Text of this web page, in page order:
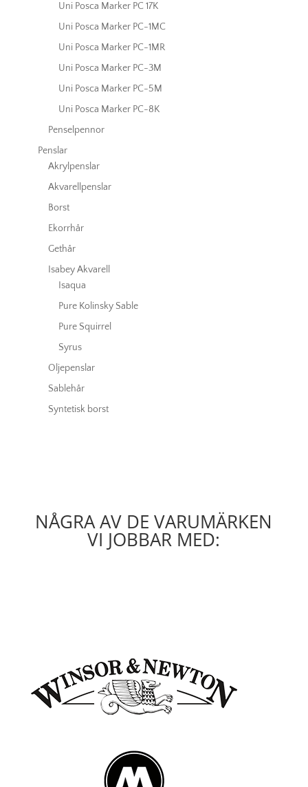
Uni Posca Marker PC 17K
Uni Posca Marker PC-1MC
Uni Posca Marker PC-1MR
Uni Posca Marker PC-3M
Uni Posca Marker PC-5M
Uni Posca Marker PC-8K
Penselpennor
Penslar
Akrylpenslar
Akvarellpenslar
Borst
Ekorrhår
Gethår
Isabey Akvarell
Isaqua
Pure Kolinsky Sable
Pure Squirrel
Syrus
Oljepenslar
Sablehår
Syntetisk borst
NÅGRA AV DE VARUMÄRKEN
VI JOBBAR MED: